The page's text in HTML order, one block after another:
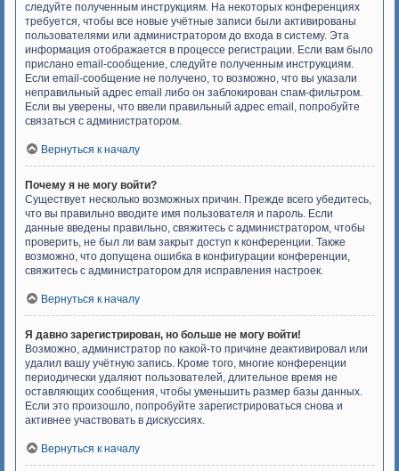
следуйте полученным инструкциям. На некоторых конференциях
требуется, чтобы все новые учётные записи были активированы
пользователями или администратором до входа в систему. Эта
информация отображается в процессе регистрации. Если вам было
прислано email-сообщение, следуйте полученным инструкциям.
Если email-сообщение не получено, то возможно, что вы указали
неправильный адрес email либо он заблокирован спам-фильтром.
Если вы уверены, что ввели правильный адрес email, попробуйте
связаться с администратором.
Вернуться к началу
Почему я не могу войти?
Существует несколько возможных причин. Прежде всего убедитесь,
что вы правильно вводите имя пользователя и пароль. Если
данные введены правильно, свяжитесь с администратором, чтобы
проверить, не был ли вам закрыт доступ к конференции. Также
возможно, что допущена ошибка в конфигурации конференции,
свяжитесь с администратором для исправления настроек.
Вернуться к началу
Я давно зарегистрирован, но больше не могу войти!
Возможно, администратор по какой-то причине деактивировал или
удалил вашу учётную запись. Кроме того, многие конференции
периодически удаляют пользователей, длительное время не
оставляющих сообщения, чтобы уменьшить размер базы данных.
Если это произошло, попробуйте зарегистрироваться снова и
активнее участвовать в дискуссиях.
Вернуться к началу